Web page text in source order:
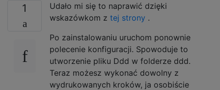
1
Udało mi się to naprawić dzięki
wskazówkom z tej strony .
Po zainstalowaniu uruchom ponownie
polecenie konfiguracji. Spowoduje to
utworzenie pliku Ddd w folderze ddd.
Teraz możesz wykonać dowolny z
wydrukowanych kroków, ja osobiście